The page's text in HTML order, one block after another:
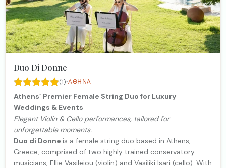
Duo Di Donne
(1)·ΑΘΉΝΑ
Athens’ Premier Female String Duo for Luxury
Weddings & Events
Elegant Violin & Cello performances, tailored for
unforgettable moments.
Duo di Donne is a female string duo based in Athens,
Greece, comprised of two highly trained conservatory
musicians, Ellie Vasileiou (violin) and Vasiliki Isari (cello). With